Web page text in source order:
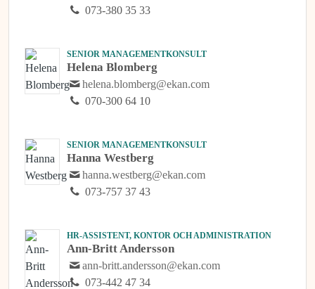
073-380 35 33
SENIOR MANAGEMENTKONSULT
Helena Blomberg
helena.blomberg@ekan.com
070-300 64 10
SENIOR MANAGEMENTKONSULT
Hanna Westberg
hanna.westberg@ekan.com
073-757 37 43
HR-ASSISTENT, KONTOR OCH ADMINISTRATION
Ann-Britt Andersson
ann-britt.andersson@ekan.com
073-442 47 34